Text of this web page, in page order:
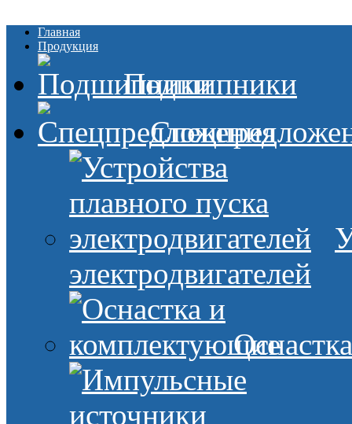
Главная
Продукция
Подшипники
электродвигателей